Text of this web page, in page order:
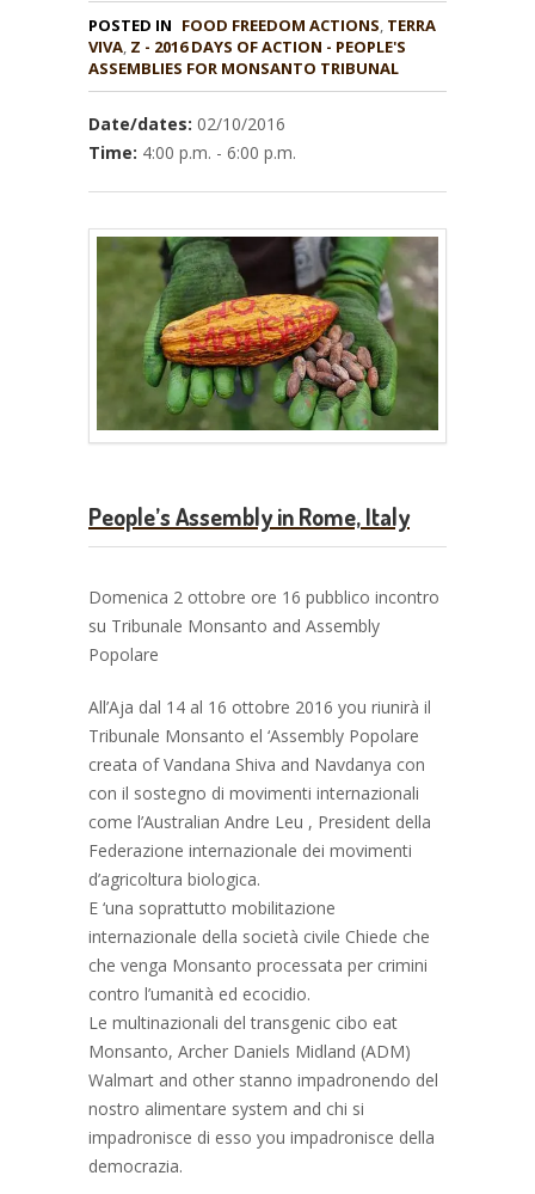
POSTED IN FOOD FREEDOM ACTIONS, TERRA
VIVA, Z - 2016 DAYS OF ACTION - PEOPLE'S
ASSEMBLIES FOR MONSANTO TRIBUNAL
Date/dates: 02/10/2016
Time: 4:00 p.m. - 6:00 p.m.
People’s Assembly in Rome, Italy
Domenica 2 ottobre ore 16 pubblico incontro
su Tribunale Monsanto and Assembly
Popolare
All’Aja dal 14 al 16 ottobre 2016 you riunirà il
Tribunale Monsanto el ‘Assembly Popolare
creata of Vandana Shiva and Navdanya con
con il sostegno di movimenti internazionali
come l’Australian Andre Leu , President della
Federazione internazionale dei movimenti
d’agricoltura biologica.
E ‘una soprattutto mobilitazione
internazionale della società civile Chiede che
che venga Monsanto processata per crimini
contro l’umanità ed ecocidio.
Le multinazionali del transgenic cibo eat
Monsanto, Archer Daniels Midland (ADM)
Walmart and other stanno impadronendo del
nostro alimentare system and chi si
impadronisce di esso you impadronisce della
democrazia.